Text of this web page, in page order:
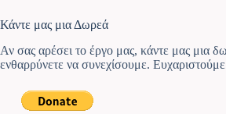
Κάντε μας μια Δωρεά
Αν σας αρέσει το έργο μας, κάντε μας μια
ενθαρρύνετε να συνεχίσουμε.